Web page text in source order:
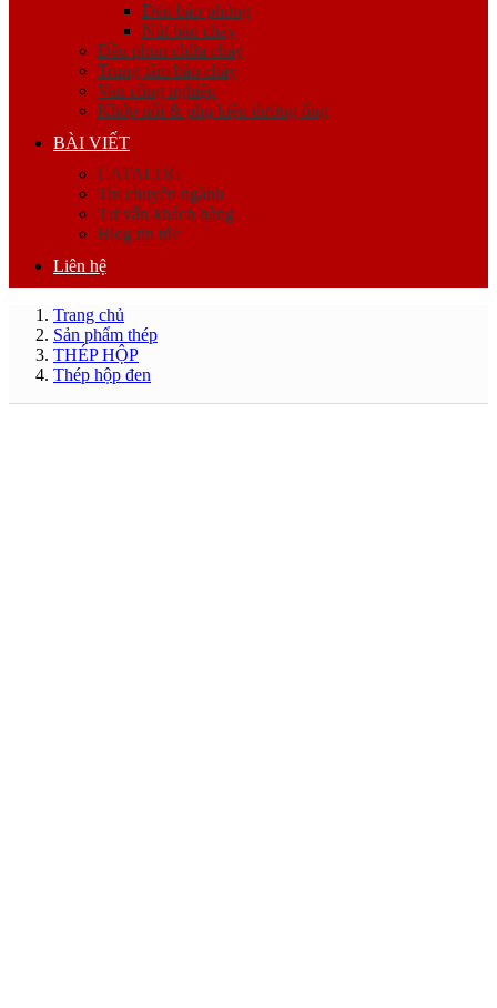
Đèn báo phòng
Nút báo cháy
Đầu phun chữa cháy
Trung tâm báo cháy
Van công nghiệp
Khớp nối & phụ kiện đường ống
BÀI VIẾT
CATALOG
Tin chuyên ngành
Tư vấn khách hàng
Blog tin tức
Liên hệ
Trang chủ
Sản phẩm thép
THÉP HỘP
Thép hộp đen